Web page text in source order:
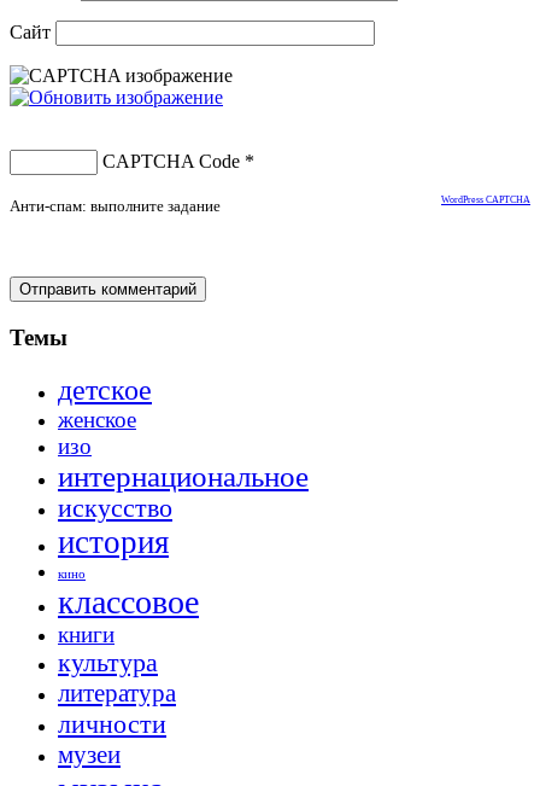
Сайт
CAPTCHA Code *
Анти-спам: выполните задание WordPress CAPTCHA
Темы
детское
женское
изо
интернациональное
искусство
история
кино
классовое
книги
культура
литература
личности
музеи